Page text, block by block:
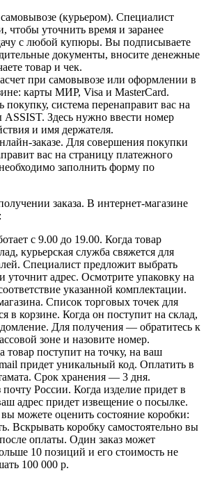
(курьером). Специалист
чтобы уточнить время и заранее
с любой купюры. Вы подписываете
документы, вносите денежные
товар и чек.
при самовывозе или оформлении в
карты МИР, Visa и MasterCard.
покупку, система перенаправит вас на
ASSIST. Здесь нужно ввести номер
и имя держателя.
заказе. Для совершения покупки
вас на страницу платежного
заполнить форму по
заказа. В интернет-магазине
с 9.00 до 19.00. Когда товар
курьерская служба свяжется для
Специалист предложит выбрать
уточнит адрес. Осмотрите упаковку на
указанной комплектации.
Список торговых точек для
в корзине. Когда он поступит на склад,
Для получения — обратитесь к
зоне и назовите номер.
товар поступит на точку, на ваш
придет уникальный код. Оплатить в
Срок хранения — 3 дня.
почту России. Когда изделие придет в
адрес придет извещение о посылке.
можете оценить состояние коробки:
Вскрывать коробку самостоятельно вы
оплаты. Один заказ может
10 позиций и его стоимость не
100 000 р.